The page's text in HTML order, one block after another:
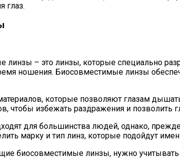
глаз.
линзы – это линзы, которые специально
ношения. Биосовместимые линзы
которые позволяют глазам
чтобы избежать раздражения и позволить
для большинства людей, однако,
марку и тип линз, которые подойдут
биосовместимые линзы, нужно учитывать